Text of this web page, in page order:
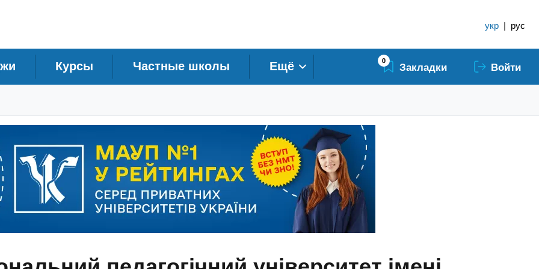
укр | рус
Курсы Частные школы Ещё 0 Закладки Войти